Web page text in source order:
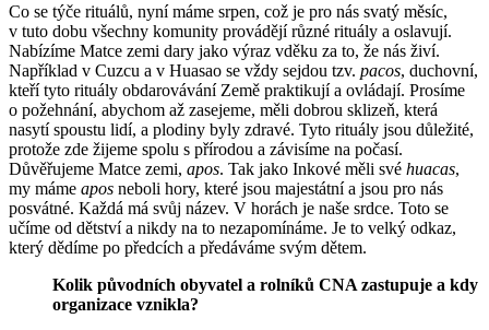
Co se týče rituálů, nyní máme srpen, což je pro nás svatý měsíc,
v tuto dobu všechny komunity provádějí různé rituály a oslavují.
Nabízíme Matce zemi dary jako výraz vděku za to, že nás živí.
Například v Cuzcu a v Huasao se vždy sejdou tzv. pacos, duchovní,
kteří tyto rituály obdarovávání Země praktikují a ovládají. Prosíme
o požehnání, abychom až zasejeme, měli dobrou sklizeň, která
nasytí spoustu lidí, a plodiny byly zdravé. Tyto rituály jsou důležité,
protože zde žijeme spolu s přírodou a závisíme na počasí.
Důvěřujeme Matce zemi, apos. Tak jako Inkové měli své huacas,
my máme apos neboli hory, které jsou majestátní a jsou pro nás
posvátné. Každá má svůj název. V horách je naše srdce. Toto se
učíme od dětství a nikdy na to nezapomínáme. Je to velký odkaz,
který dědíme po předcích a předáváme svým dětem.
Kolik původních obyvatel a rolníků CNA zastupuje a kdy
organizace vznikla?